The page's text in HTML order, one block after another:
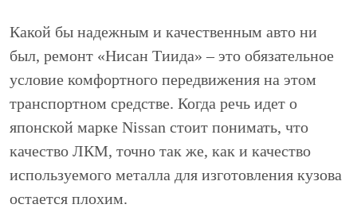
Какой бы надежным и качественным авто ни
был, ремонт «Нисан Тиида» – это обязательное
условие комфортного передвижения на этом
транспортном средстве. Когда речь идет о
японской марке Nissan стоит понимать, что
качество ЛКМ, точно так же, как и качество
используемого металла для изготовления кузова
остается плохим.